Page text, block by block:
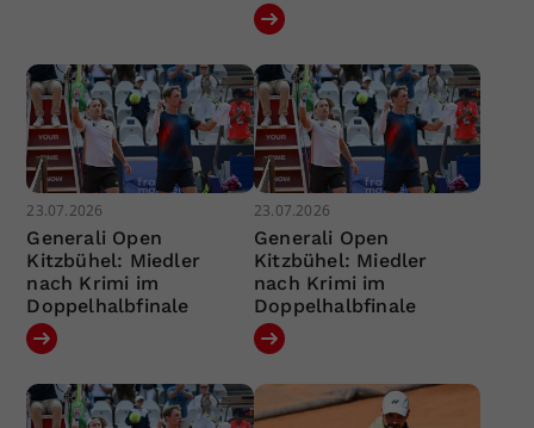
23.07.2026
Generali Open
Kitzbühel: Miedler
nach Krimi im
Doppelhalbfinale
23.07.2026
Generali Open
Kitzbühel: Miedler
nach Krimi im
Doppelhalbfinale